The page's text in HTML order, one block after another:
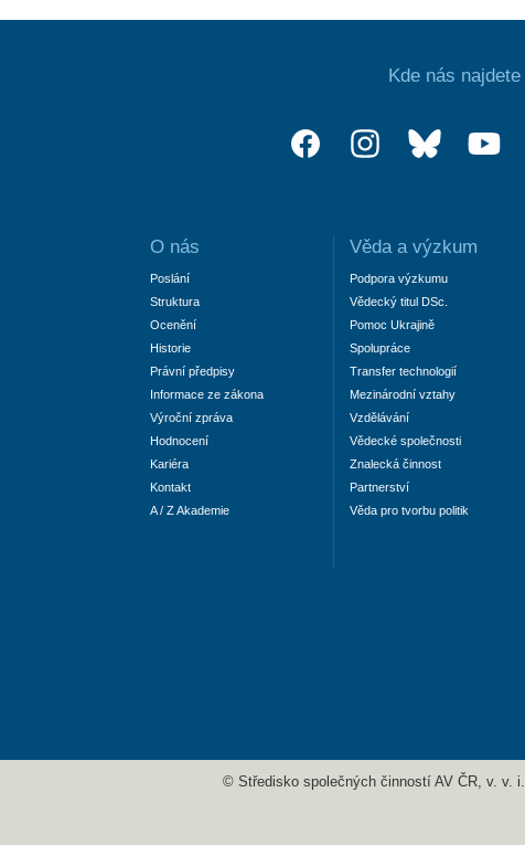
Kde nás najdete
O nás
Poslání
Struktura
Ocenění
Historie
Právní předpisy
Informace ze zákona
Výroční zpráva
Hodnocení
Kariéra
Kontakt
A / Z Akademie
Věda a výzkum
Podpora výzkumu
Vědecký titul DSc.
Pomoc Ukrajině
Spolupráce
Transfer technologií
Mezinárodní vztahy
Vzdělávání
Vědecké společnosti
Znalecká činnost
Partnerství
Věda pro tvorbu politik
© Středisko společných činností AV ČR, v. v. i.